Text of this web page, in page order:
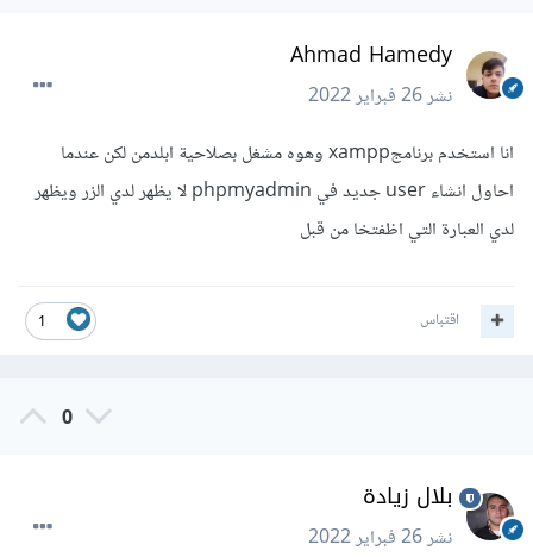
Ahmad Hamedy
نشر26 فبراير 2022
انا استخدم برنامجxampp وهوه مشغل بصلاحية ابلدمن لكن عندما
احاول انشاء user جديد في phpmyadmin لا يظهر لدي الزر ويظهر
لدي العبارة التي اظفتخا من قبل
1 اقتباس
0
بلال زيادة
نشر26 فبراير 2022